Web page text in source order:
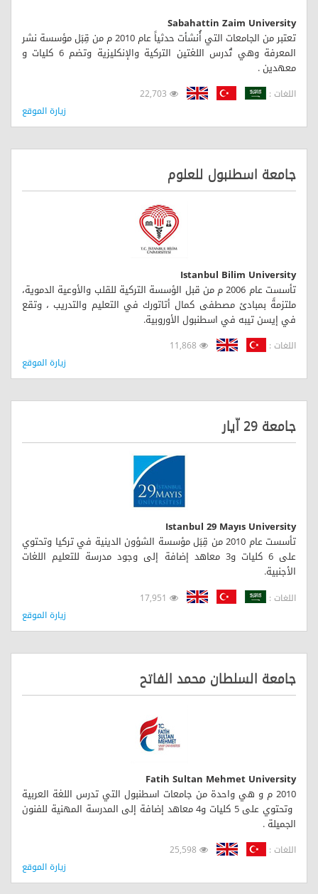
Sabahattin Zaim University
تعتبر من الجامعات التي أُنشأت حدثياً عام 2010 م من قِبَل مؤسسة نشر
المعرفة وهي تُدرس اللغتين التركية والإنكليزية وتضم 6 كليات و
معهدين .
اللغات :
زيارة الموقع
جامعة اسطنبول للعلوم
Istanbul Bilim University
تأسست عام 2006 م من قبل الؤسسة التركية للقلب والأوعية الدموية،
ملتزمةً بمبادئ مصطفى كمال أتاتورك في التعليم والتدريب ، وتقع
في إيسن تيبه في اسطنبول الأوروبية.
اللغات :
زيارة الموقع
جامعة 29 اّيار
Istanbul 29 Mayıs University
تأسست عام 2010 من قِبَل مؤسسة الشؤون الدينية في تركيا وتحتوي
على 6 كليات و3 معاهد إضافة إلى وجود مدرسة للتعليم اللغات
الأجنبية.
اللغات :
زيارة الموقع
جامعة السلطان محمد الفاتح
Fatih Sultan Mehmet University
2010 م و هي واحدة من جامعات اسطنبول التي تدرس اللغة العربية
وتحتوي على 5 كليات و4 معاهد إضافة إلى المدرسة المهنية للفنون
الجميلة .
اللغات :
زيارة الموقع